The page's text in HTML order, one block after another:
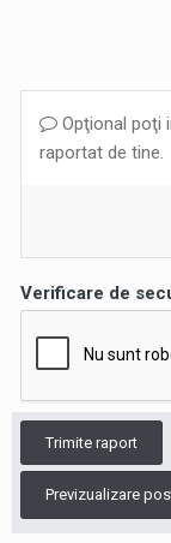
Opţional poţi
raportat de tine.
Verificare de
Trimite raport
Previzualizare